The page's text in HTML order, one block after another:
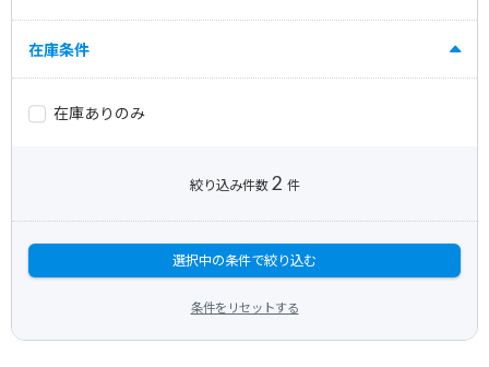
在庫条件
在庫ありのみ
絞り込み件数 2 件
選択中の条件で絞り込む
条件をリセットする